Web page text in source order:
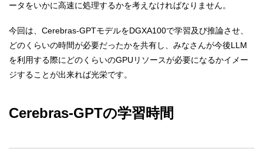
ータをいかに高速に処理するかを考えなければなりません。
今回は、Cerebras-GPTモデルをDGXA100で学習及び推論させ、
どのくらいの時間が必要だったかを共有し、みなさんが今後LLM
を利用する際にどのくらいのGPUリソースが必要になるかイメー
ジすることが出来れば光栄です。
Cerebras-GPTの学習時間